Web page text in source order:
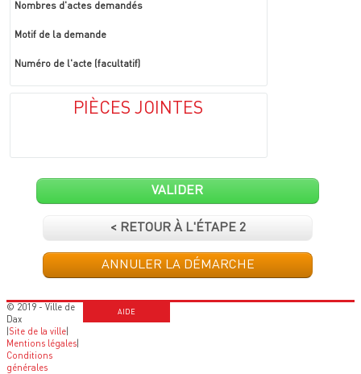
Nombres d'actes demandés
Motif de la demande
Numéro de l'acte (facultatif)
PIÈCES JOINTES
VALIDER
< RETOUR À L'ÉTAPE 2
ANNULER LA DÉMARCHE
© 2019 - Ville de
Dax
Site de la ville|
Mentions légales|
Conditions
générales
AIDE